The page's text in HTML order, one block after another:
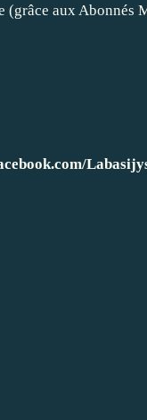
(grâce aux Abonnés